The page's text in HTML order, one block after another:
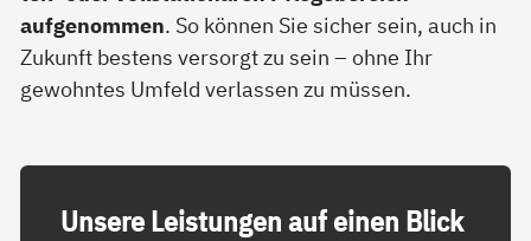
aufgenommen. So können Sie sicher sein, auch in
Zukunft bestens versorgt zu sein – ohne Ihr
gewohntes Umfeld verlassen zu müssen.
Un­se­re Leis­tun­gen auf ei­nen Blick